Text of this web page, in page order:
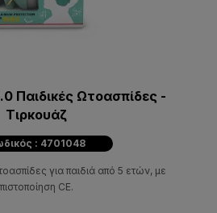
Παιδικές Ωτοασπίδες -
Τιρκουάζ
: 4701048
για παιδιά από 5 ετών, με
πιστοποίηση CE.